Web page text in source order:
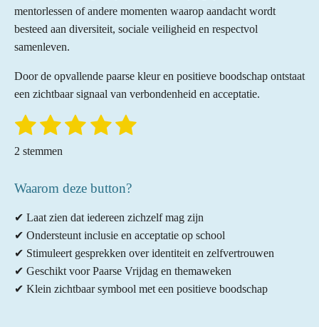
mentorlessen of andere momenten waarop aandacht wordt
besteed aan diversiteit, sociale veiligheid en respectvol
samenleven.
Door de opvallende paarse kleur en positieve boodschap ontstaat
een zichtbaar signaal van verbondenheid en acceptatie.
R
t
n
1
s
e
r
2
s
e
r
r
e
n
3
e
r
r
e
n
4
e
r
r
e
n
5
e
r
r
e
n
S
2 stemmen
Waarom deze button?
✔ Laat zien dat iedereen zichzelf mag zijn
✔ Ondersteunt inclusie en acceptatie op school
✔ Stimuleert gesprekken over identiteit en zelfvertrouwen
✔ Geschikt voor Paarse Vrijdag en themaweken
✔ Klein zichtbaar symbool met een positieve boodschap